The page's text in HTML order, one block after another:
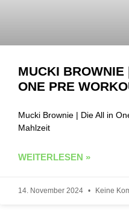
MUCKI BROWNIE
ONE PRE
Mucki Brownie | Die All in
Mahlzeit
WEITERLESEN »
14. November 2024 Keine